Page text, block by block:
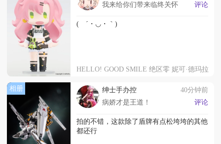
我来给你们带来临终关怀
评论
( ´・◡・｀)
HELLO! GOOD SMILE 绝区零 妮可·德玛拉
相册 绅士手办控
40分钟前
病娇才是王道！
评论
拍的不错，这款除了盾牌有点松垮垮的其他
都还行